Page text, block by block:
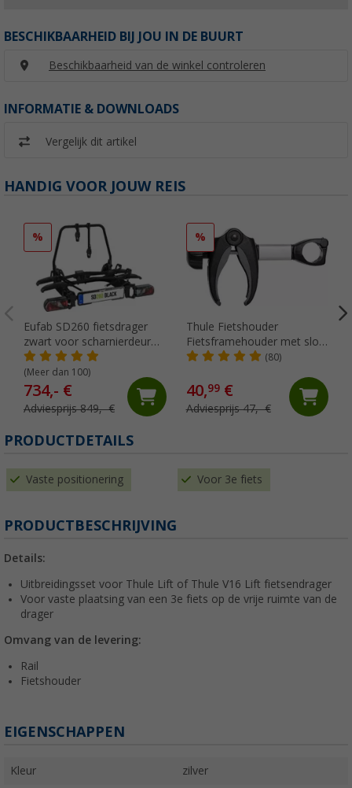
BESCHIKBAARHEID BIJ JOU IN DE BUURT
Beschikbaarheid van de winkel controleren
INFORMATIE & DOWNLOADS
Vergelijk dit artikel
HANDIG VOOR JOUW REIS
%
Eufab SD260 fietsdrager
zwart voor scharnierdeur
bestelwagen voor 2 fietsen,
geschikt voor e-bikes
(Meer dan 100)
734,- €
Adviesprijs 849,- €
%
Thule Fietshouder
Fietsframehouder met slot
zilver
(80)
40,99€
Adviesprijs 47,- €
PRODUCTDETAILS
Vaste positionering Voor 3e fiets
PRODUCTBESCHRIJVING
Details:
Uitbreidingsset voor Thule Lift of Thule V16 Lift fietsendrager
Voor vaste plaatsing van een 3e fiets op de vrije ruimte van de
drager
Omvang van de levering:
Rail
Fietshouder
EIGENSCHAPPEN
Kleur zilver